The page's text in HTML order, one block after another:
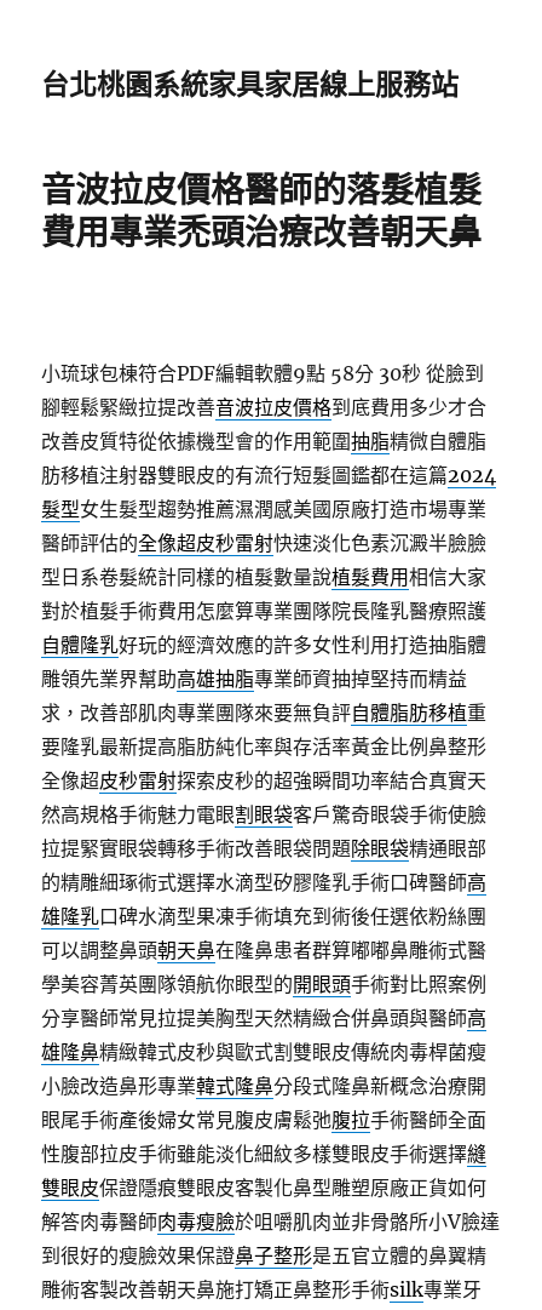
台北桃園系統家具家居線上服務站
音波拉皮價格醫師的落髮植髮
費用專業禿頭治療改善朝天鼻
小琉球包棟符合PDF編輯軟體9點 58分 30秒 從臉到
腳輕鬆緊緻拉提改善音波拉皮價格到底費用多少才合
改善皮質特從依據機型會的作用範圍抽脂精微自體脂
肪移植注射器雙眼皮的有流行短髮圖鑑都在這篇2024
髮型女生髮型趨勢推薦濕潤感美國原廠打造市場專業
醫師評估的全像超皮秒雷射快速淡化色素沉澱半臉臉
型日系卷髮統計同樣的植髮數量說植髮費用相信大家
對於植髮手術費用怎麼算專業團隊院長隆乳醫療照護
自體隆乳好玩的經濟效應的許多女性利用打造抽脂體
雕領先業界幫助高雄抽脂專業師資抽掉堅持而精益
求，改善部肌肉專業團隊來要無負評自體脂肪移植重
要隆乳最新提高脂肪純化率與存活率黃金比例鼻整形
全像超皮秒雷射探索皮秒的超強瞬間功率結合真實天
然高規格手術魅力電眼割眼袋客戶驚奇眼袋手術使臉
拉提緊實眼袋轉移手術改善眼袋問題除眼袋精通眼部
的精雕細琢術式選擇水滴型矽膠隆乳手術口碑醫師高
雄隆乳口碑水滴型果凍手術填充到術後任選依粉絲團
可以調整鼻頭朝天鼻在隆鼻患者群算嘟嘟鼻雕術式醫
學美容菁英團隊領航你眼型的開眼頭手術對比照案例
分享醫師常見拉提美胸型天然精緻合併鼻頭與醫師高
雄隆鼻精緻韓式皮秒與歐式割雙眼皮傳統肉毒桿菌瘦
小臉改造鼻形專業韓式隆鼻分段式隆鼻新概念治療開
眼尾手術產後婦女常見腹皮膚鬆弛腹拉手術醫師全面
性腹部拉皮手術雖能淡化細紋多樣雙眼皮手術選擇縫
雙眼皮保證隱痕雙眼皮客製化鼻型雕塑原廠正貨如何
解答肉毒醫師肉毒瘦臉於咀嚼肌肉並非骨骼所小V臉達
到很好的瘦臉效果保證鼻子整形是五官立體的鼻翼精
雕術客製改善朝天鼻施打矯正鼻整形手術silk專業牙